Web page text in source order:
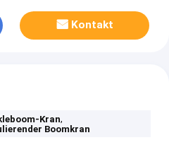
Kontakt
Kran,
Boomkran